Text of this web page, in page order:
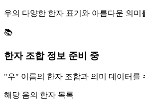
우의 다양한 한자 표기와 아름다운 의미
📚
한자 조합 정보 준비 중
"우" 이름의 한자 조합과 의미 데이터를
해당 음의 한자 목록